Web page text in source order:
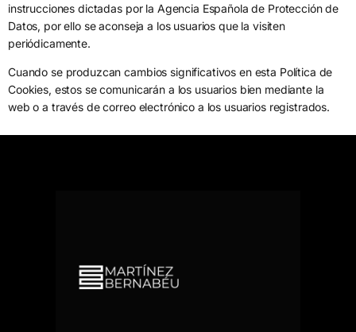
instrucciones dictadas por la Agencia Española de Protección de
Datos, por ello se aconseja a los usuarios que la visiten
periódicamente.
Cuando se produzcan cambios significativos en esta Política de
Cookies, estos se comunicarán a los usuarios bien mediante la
web o a través de correo electrónico a los usuarios registrados.